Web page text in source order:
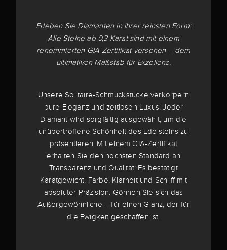
Erleben Sie Diamanten in ihrer reinsten Form:
Alle Steine ab 0,3 Karat sind mit einem
renommierten GIA-Zertifikat versehen – dem
ultimativen Maßstab für Exzellenz.
Unsere Solitaire-Schmuckstücke verkörpern
pure Eleganz und zeitlosen Luxus. Jeder
Diamant wird sorgfältig ausgewählt, um die
unübertroffene Schönheit des Edelsteins zu
präsentieren. Mit einem GIA-Zertifikat
erhalten Sie den höchsten Standard an
Transparenz und Qualität: Es bestätigt
Karatgewicht, Farbe, Klarheit und Schliff mit
absoluter Präzision. Gönnen Sie sich das
Außergewöhnliche – für einen Glanz, der für
die Ewigkeit geschaffen ist.